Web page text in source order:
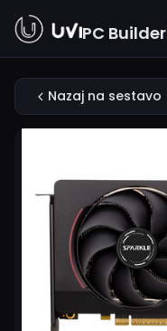
PC Builder
Nazaj na sestavo